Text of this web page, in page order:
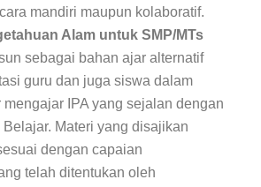
mandiri maupun kolaboratif.
Alam untuk SMP/MTs
sebagai bahan ajar alternatif
guru dan juga siswa dalam
mengajar IPA yang sejalan dengan
Materi yang disajikan
dengan capaian
telah ditentukan oleh